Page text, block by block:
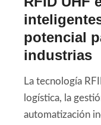
potencial
industrias
La tecnología
logística, la
automatización